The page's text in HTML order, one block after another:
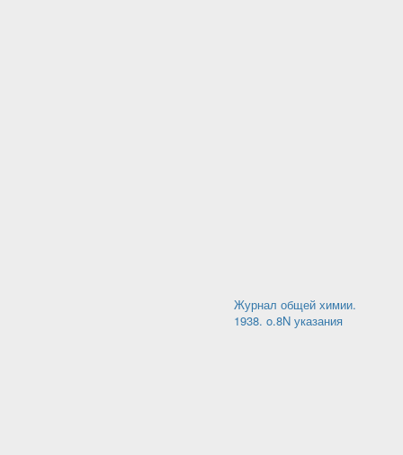
Журнал общей химии.
1938. o.8N указания